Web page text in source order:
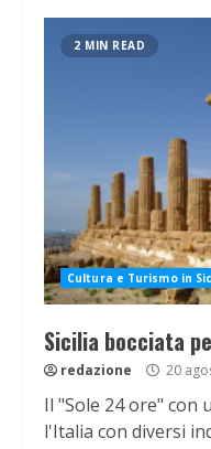
2 MIN READ
Cultura e Turismo in
Sicilia bocciata
redazione 20
Il "Sole 24 ore" con
l'Italia con diversi